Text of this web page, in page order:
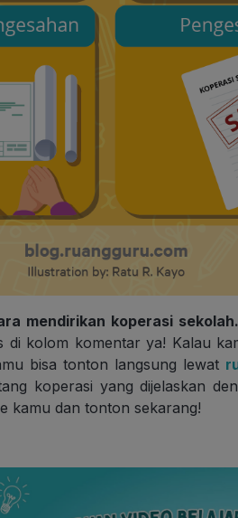
mendirikan koperasi sekolah.
di kolom komentar ya! Kalau
bisa tonton langsung lewat
koperasi yang dijelaskan
kamu dan tonton sekarang!